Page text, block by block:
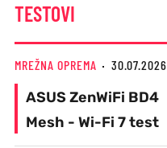
TESTOVI
MREŽNA OPREMA 30.07.2026
ASUS ZenWiFi BD4
Mesh - Wi-Fi 7 test